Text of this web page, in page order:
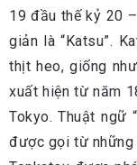
19 đầu thế kỷ 20
giản là “Katsu”.
thịt heo, giống
xuất hiện từ năm
Tokyo. Thuật ngữ
được gọi từ những